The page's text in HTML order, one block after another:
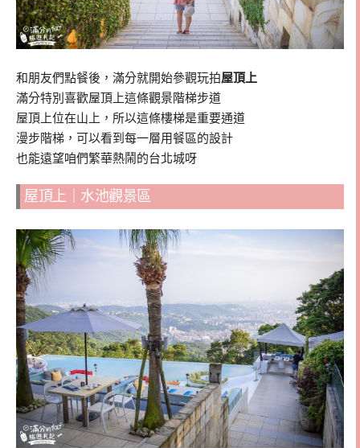
和朋友們點餐後，滿分就開始參觀玩拍屋頂上
滿分特別喜歡屋頂上這條觀景階梯步道
屋頂上位在山上，所以這條樓梯是重要通道
漫步階梯，可以看到每一層用餐區的設計
也能遠望咱們繁華熱鬧的台北城呀
屋頂上｜水池觀景區